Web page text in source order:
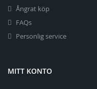
Ångrat köp
FAQs
Personlig service
MITT KONTO